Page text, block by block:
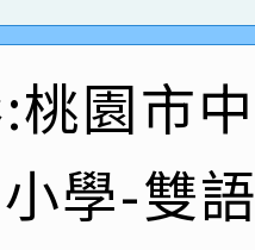
巴斯O蜜、
市科展 國
王老師、
年二班張O
賽國小朗
加桃園市中
桃園市
學-雙